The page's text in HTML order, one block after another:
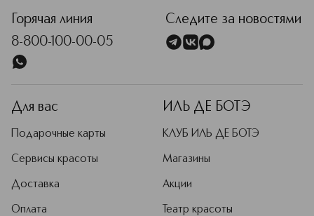
Горячая линия
8-800-100-00-05
Следите за новостями
Для вас
Подарочные карты
Сервисы красоты
Доставка
Оплата
ИЛЬ ДЕ БОТЭ
КЛУБ ИЛЬ ДЕ БОТЭ
Магазины
Акции
Театр красоты